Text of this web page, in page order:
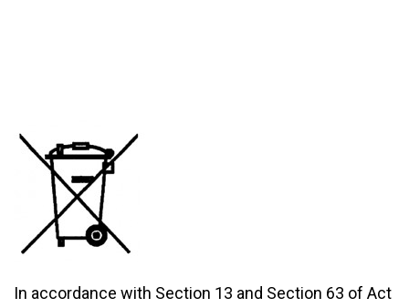
In accordance with Section 13 and Section 63 of Act